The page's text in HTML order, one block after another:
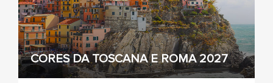
CORES DA TOSCANA E ROMA 2027